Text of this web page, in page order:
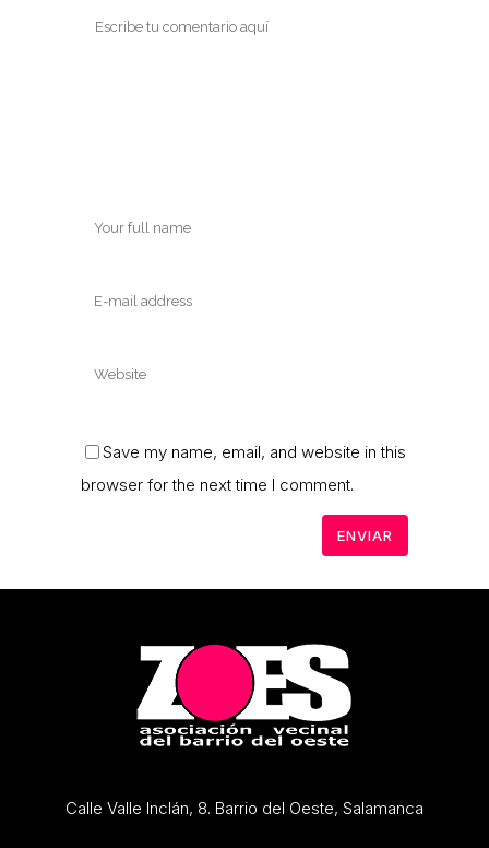
Save my name, email, and website in this
browser for the next time I comment.
Calle Valle Inclán, 8. Barrio del Oeste, Salamanca